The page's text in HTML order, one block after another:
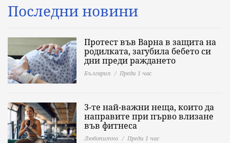
Последни новини
Протест във Варна в защита на
родилката, загубила бебето си
дни преди раждането
България Преди 1 час
3-те най-важни неща, които да
направите при първо влизане
във фитнеса
Любопитно Преди 1 час